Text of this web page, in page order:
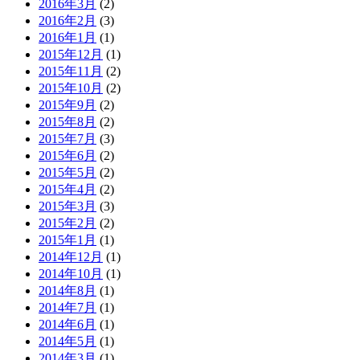
2016年3月 (2)
2016年2月 (3)
2016年1月 (1)
2015年12月 (1)
2015年11月 (2)
2015年10月 (2)
2015年9月 (2)
2015年8月 (2)
2015年7月 (3)
2015年6月 (2)
2015年5月 (2)
2015年4月 (2)
2015年3月 (3)
2015年2月 (2)
2015年1月 (1)
2014年12月 (1)
2014年10月 (1)
2014年8月 (1)
2014年7月 (1)
2014年6月 (1)
2014年5月 (1)